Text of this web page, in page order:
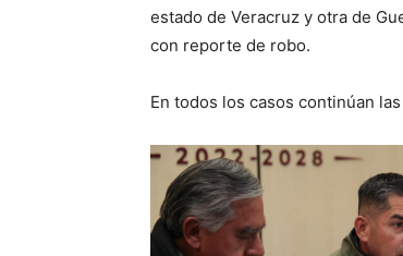
estado de Veracruz y otra de
con reporte de robo.
En todos los casos continúan